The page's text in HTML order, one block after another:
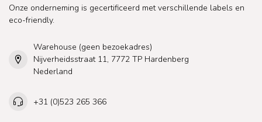
Onze onderneming is gecertificeerd met verschillende labels en
eco-friendly.
Warehouse (geen bezoekadres)
Nijverheidsstraat 11, 7772 TP Hardenberg
Nederland
+31 (0)523 265 366